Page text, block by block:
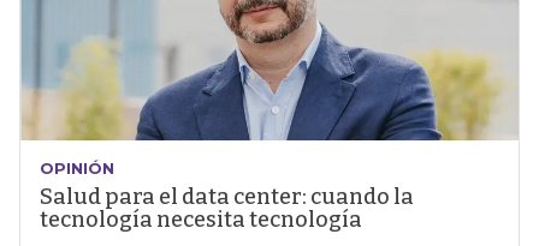
OPINIÓN
Salud para el data center: cuando la
tecnología necesita tecnología